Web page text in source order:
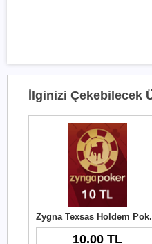
İlginizi Çekebilecek
Zygna
10.00 TL